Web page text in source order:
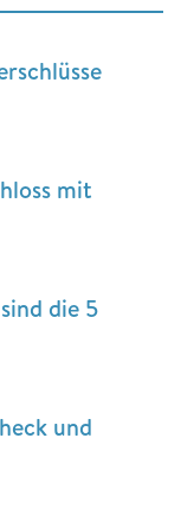
mit
die 5
und